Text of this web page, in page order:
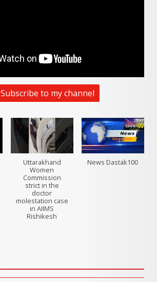
Subscribe to my channel
Uttarakhand
Women
Commission
strict in the
doctor
molestation case
in AIIMS
Rishikesh
News Dastak100